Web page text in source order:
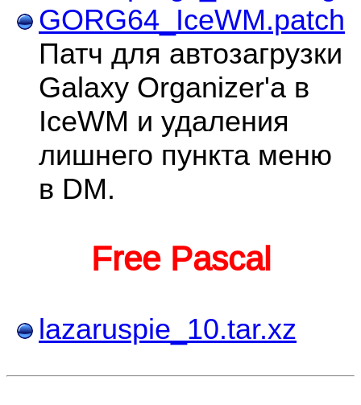
GORG64_IceWM.patch
Патч для автозагрузки
Galaxy Organizer'а в
IceWM и удаления
лишнего пункта меню
в DM.
Free Pascal
lazaruspie_10.tar.xz